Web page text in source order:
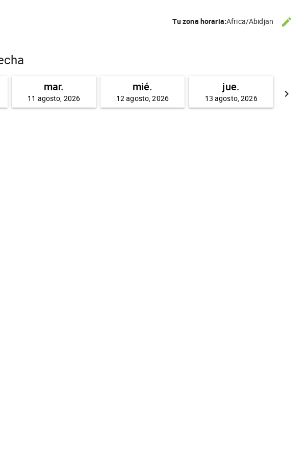
Tu zona horaria:Africa/Abidjan edit
keyboard_arrow_right
mar.
11 agosto, 2026
mié.
12 agosto, 2026
jue.
13 agosto, 2026